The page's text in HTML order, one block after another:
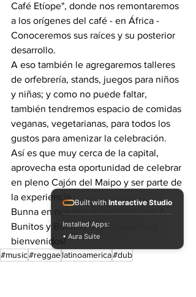
Café Etíope", donde nos remontaremos
a los orígenes del café - en África -
Conoceremos sus raíces y su posterior
desarrollo.
A eso también le agregaremos talleres
de orfebrería, stands, juegos para niños
y niñas; y como no puede faltar,
también tendremos espacio de comidas
veganas, vegetarianas, para todos los
gustos para amenizar la celebración.
Así es que muy cerca de la capital,
aprovecha esta oportunidad de celebrar
en pleno Cajón del Maipo y ser parte de
la experiencia
Bunna en nuestro aniversario Nro. 7.
Bunitos y Bunitas, sean todos muy
bienvenidos!
#music#reggaelatinoamerica#dub
Built with Interactive Studio
Installed Apps:
• Aura Suite